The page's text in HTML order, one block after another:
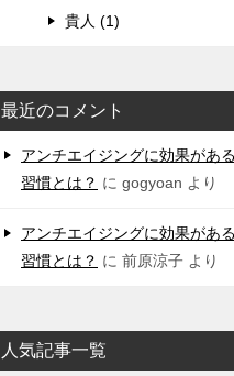
貴人 (1)
最近のコメント
アンチエイジングに効果があ
習慣とは？ に gogyoan より
アンチエイジングに効果があ
習慣とは？ に 前原涼子 より
人気記事一覧